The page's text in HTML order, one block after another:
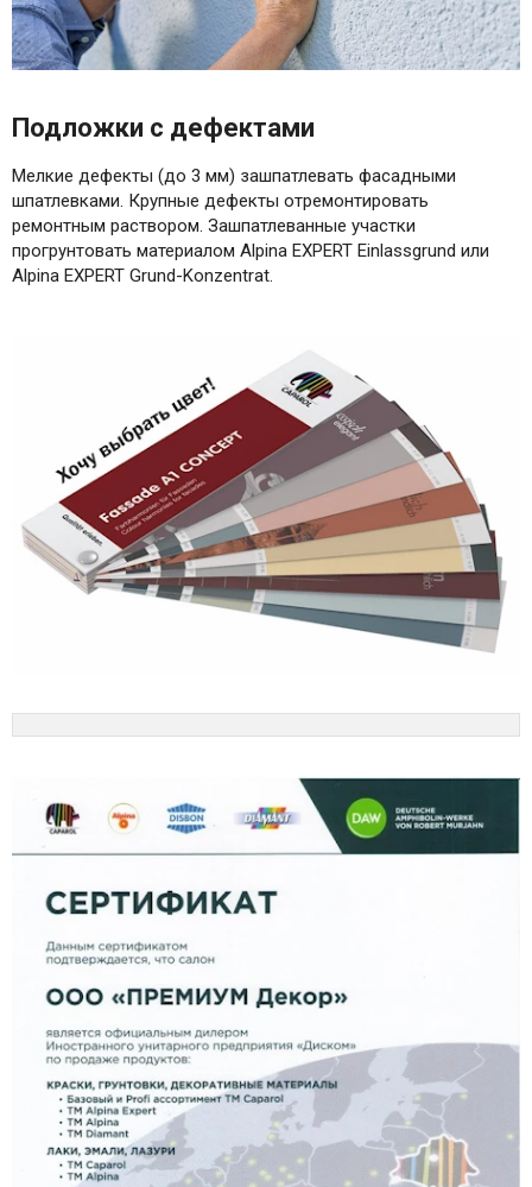
Подложки с дефектами
Мелкие дефекты (до 3 мм) зашпатлевать фасадными
шпатлевками. Крупные дефекты отремонтировать
ремонтным раствором. Зашпатлеванные участки
прогрунтовать материалом Alpina EXPERT Einlassgrund или
Alpina EXPERT Grund-Konzentrat.